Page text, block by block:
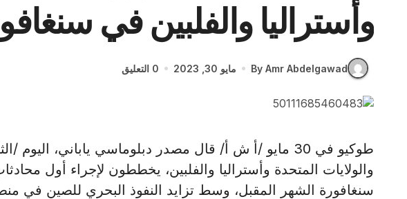
وأستراليا والفلبين في
By Amr Abdelgawad مايو 30, 2023 0 التعليق
طوكيو في 30 مايو /أ ش أ/ قال مصدر دبلوماسي ياباني، اليوم /
والولايات المتحدة وأستراليا والفلبين، يخططون لإجراء أول
سنغافورة الشهر المقبل، وسط تزايد النفوذ البحري للصين في